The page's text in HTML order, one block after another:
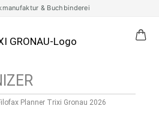
& Buchbinderei